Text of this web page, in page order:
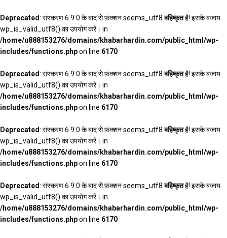
Deprecated: संस्करण 6.9.0 के बाद से फ़ंक्शन seems_utf8बहिष्कृतहै! इसके बजाय
wp_is_valid_utf8() का उपयोग करें। in
/home/u888153276/domains/khabarhardin.com/public_html/wp-
includes/functions.phpon line 6170
Deprecated: संस्करण 6.9.0 के बाद से फ़ंक्शन seems_utf8बहिष्कृतहै! इसके बजाय
wp_is_valid_utf8() का उपयोग करें। in
/home/u888153276/domains/khabarhardin.com/public_html/wp-
includes/functions.phpon line 6170
Deprecated: संस्करण 6.9.0 के बाद से फ़ंक्शन seems_utf8बहिष्कृतहै! इसके बजाय
wp_is_valid_utf8() का उपयोग करें। in
/home/u888153276/domains/khabarhardin.com/public_html/wp-
includes/functions.phpon line 6170
Deprecated: संस्करण 6.9.0 के बाद से फ़ंक्शन seems_utf8बहिष्कृतहै! इसके बजाय
wp_is_valid_utf8() का उपयोग करें। in
/home/u888153276/domains/khabarhardin.com/public_html/wp-
includes/functions.phpon line 6170